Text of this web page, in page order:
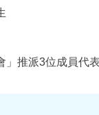
」推派3位成員代